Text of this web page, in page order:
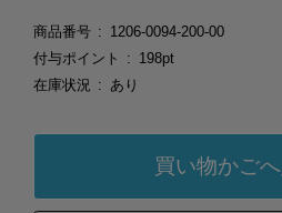
商品番号
1206-0094-200-00
付与ポイント
198pt
在庫状況
あり